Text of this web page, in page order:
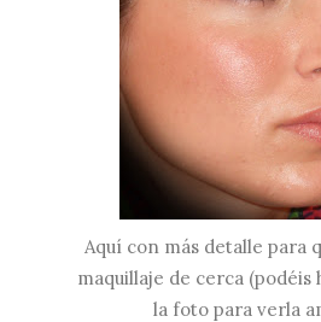
Aquí con más detalle para
maquillaje de cerca (podéis
la foto para verla